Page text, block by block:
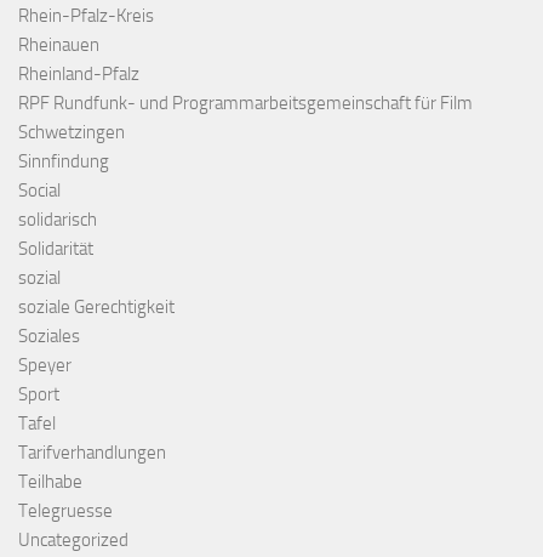
Rhein-Pfalz-Kreis
Rheinauen
Rheinland-Pfalz
RPF Rundfunk- und Programmarbeitsgemeinschaft für Film
Schwetzingen
Sinnfindung
Social
solidarisch
Solidarität
sozial
soziale Gerechtigkeit
Soziales
Speyer
Sport
Tafel
Tarifverhandlungen
Teilhabe
Telegruesse
Uncategorized